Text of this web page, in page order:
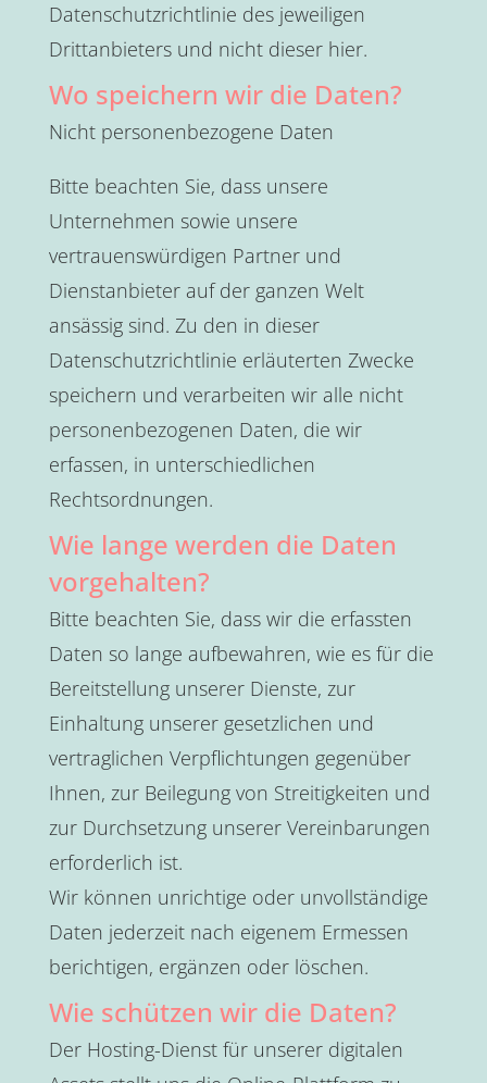
Datenschutzrichtlinie des jeweiligen
Drittanbieters und nicht dieser hier.
Wo speichern wir die Daten?
Nicht personenbezogene Daten
Bitte beachten Sie, dass unsere
Unternehmen sowie unsere
vertrauenswürdigen Partner und
Dienstanbieter auf der ganzen Welt
ansässig sind. Zu den in dieser
Datenschutzrichtlinie erläuterten Zwecke
speichern und verarbeiten wir alle nicht
personenbezogenen Daten, die wir
erfassen, in unterschiedlichen
Rechtsordnungen.
Wie lange werden die Daten
vorgehalten?
Bitte beachten Sie, dass wir die erfassten
Daten so lange aufbewahren, wie es für die
Bereitstellung unserer Dienste, zur
Einhaltung unserer gesetzlichen und
vertraglichen Verpflichtungen gegenüber
Ihnen, zur Beilegung von Streitigkeiten und
zur Durchsetzung unserer Vereinbarungen
erforderlich ist.
Wir können unrichtige oder unvollständige
Daten jederzeit nach eigenem Ermessen
berichtigen, ergänzen oder löschen.
Wie schützen wir die Daten?
Der Hosting-Dienst für unserer digitalen